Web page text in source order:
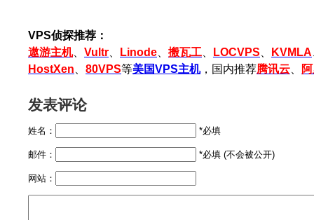
VPS侦探推荐：
遨游主机、 Vultr Linode 搬瓦工 LOCVPS KVMLA
HostXen
80VPS等美国VPS主机，国内推荐腾讯云
发表评论
姓名： *必填
邮件： *必填 (不会被公开)
网站：